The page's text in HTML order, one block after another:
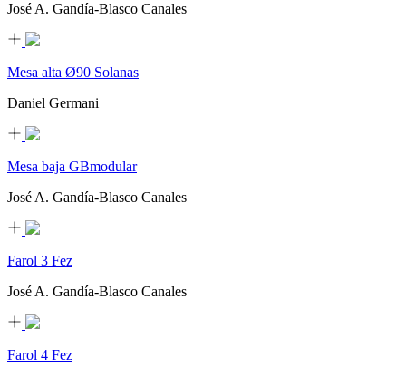
José A. Gandía-Blasco Canales
Mesa alta Ø90 Solanas
Daniel Germani
Mesa baja GBmodular
José A. Gandía-Blasco Canales
Farol 3 Fez
José A. Gandía-Blasco Canales
Farol 4 Fez